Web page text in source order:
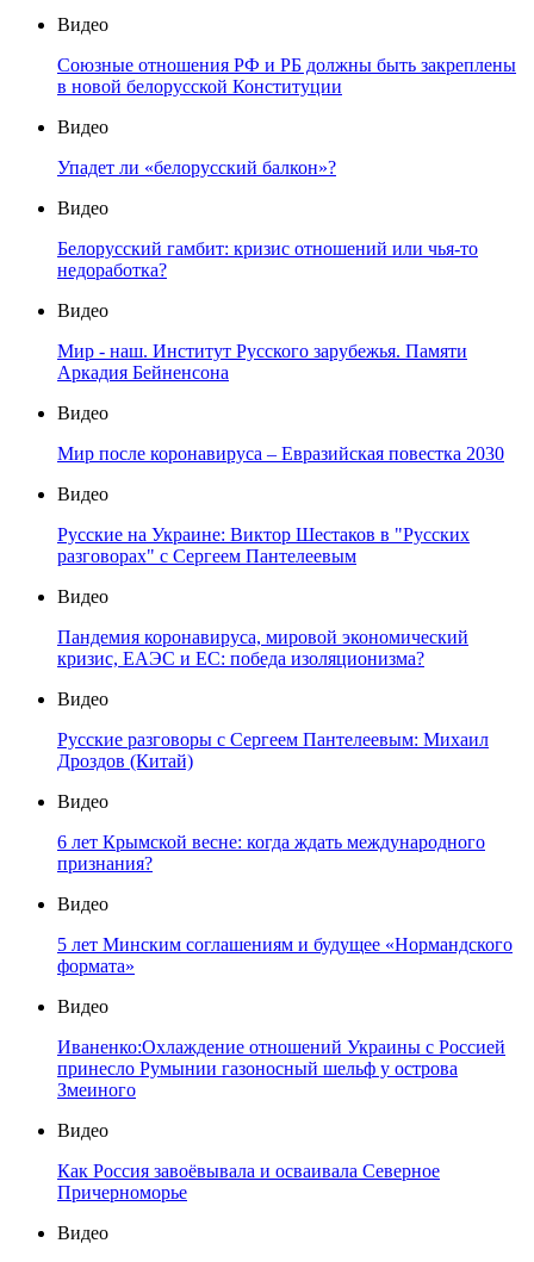
Видео
Союзные отношения РФ и РБ должны быть закреплены
в новой белорусской Конституции
Видео
Упадет ли «белорусский балкон»?
Видео
Белорусский гамбит: кризис отношений или чья-то
недоработка?
Видео
Мир - наш. Институт Русского зарубежья. Памяти
Аркадия Бейненсона
Видео
Мир после коронавируса – Евразийская повестка 2030
Видео
Русские на Украине: Виктор Шестаков в "Русских
разговорах" с Сергеем Пантелеевым
Видео
Пандемия коронавируса, мировой экономический
кризис, ЕАЭС и ЕС: победа изоляционизма?
Видео
Русские разговоры с Сергеем Пантелеевым: Михаил
Дроздов (Китай)
Видео
6 лет Крымской весне: когда ждать международного
признания?
Видео
5 лет Минским соглашениям и будущее «Нормандского
формата»
Видео
Иваненко:Охлаждение отношений Украины с Россией
принесло Румынии газоносный шельф у острова
Змеиного
Видео
Как Россия завоёвывала и осваивала Северное
Причерноморье
Видео